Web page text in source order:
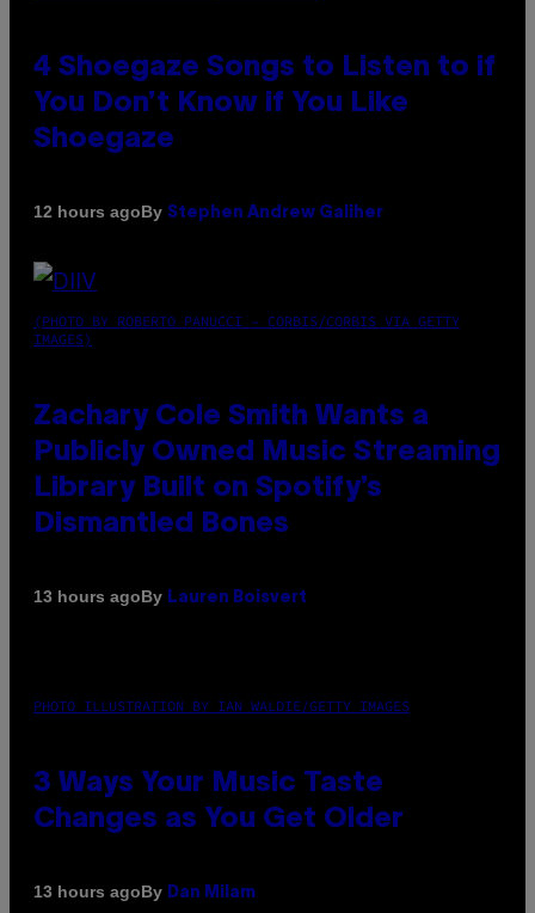
4 Shoegaze Songs to Listen to if
You Don’t Know if You Like
Shoegaze
12 hours agoBy Stephen Andrew Galiher
(PHOTO BY ROBERTO PANUCCI – CORBIS/CORBIS VIA GETTY
IMAGES)
Zachary Cole Smith Wants a
Publicly Owned Music Streaming
Library Built on Spotify’s
Dismantled Bones
13 hours agoBy Lauren Boisvert
PHOTO ILLUSTRATION BY IAN WALDIE/GETTY IMAGES
3 Ways Your Music Taste
Changes as You Get Older
13 hours agoBy Dan Milam